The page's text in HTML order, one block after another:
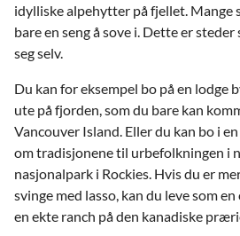
idylliske alpehytter på fjellet. Mange
bare en seng å sove i. Dette er
seg selv.
Du kan for eksempel bo på en lodge
ute på fjorden, som du bare kan
Vancouver Island. Eller du kan bo i
om tradisjonene til urbefolkningen i
nasjonalpark i Rockies. Hvis du er
svinge med lasso, kan du leve som
en ekte ranch på den kanadiske